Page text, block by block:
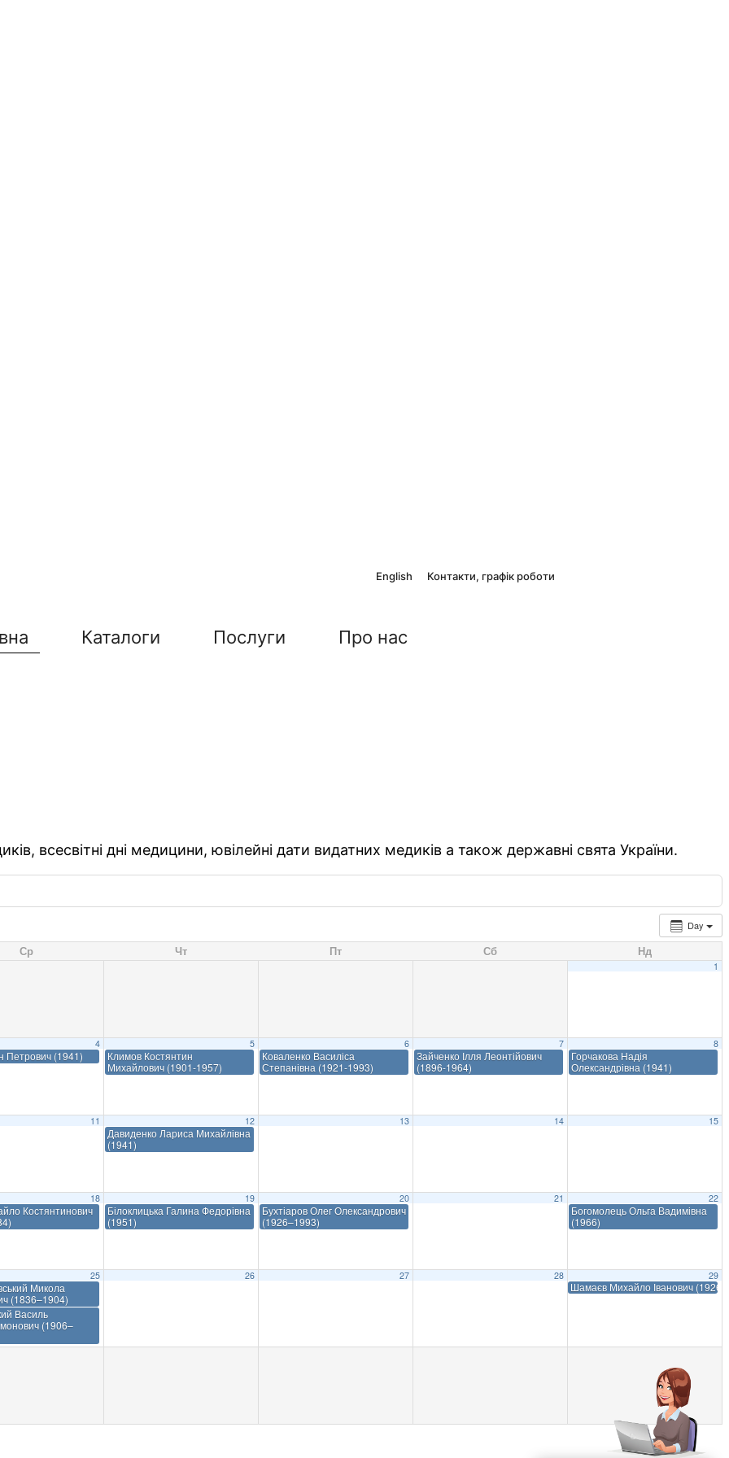
English Контакти, графік роботи
Каталоги Послуги Про нас
всесвітні дні медицини, ювілейні дати видатних медиків а також державні свята України.
Day
Ср Чт Пт Сб Нд
1
4
Петрович (1941)
5
Климов Костянтин
Михайлович (1901-1957)
6
Коваленко Василіса
Степанівна (1921-1993)
7
Зайченко Ілля Леонтійович
(1896-1964)
8
Горчакова Надія
Олександрівна (1941)
11 12
Давиденко Лариса Михайлівна
(1941)
13 14 15
18
Костянтинович
19
Білоклицька Галина Федорівна
(1951)
20
Бухтіаров Олег Олександрович
(1926–1993)
21 22
Богомолець Ольга Вадимівна
(1966)
25
Микола
(1836–1904)
Василь
(1906–
26 27 28 29
Шамаєв Михайло Іванович